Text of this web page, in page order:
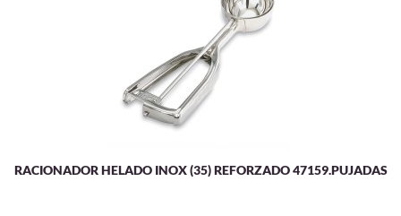
RACIONADOR HELADO INOX (35) REFORZADO 47159.PUJADAS